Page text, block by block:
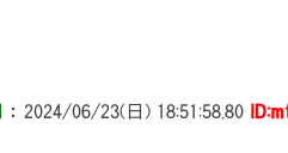
： 2024/06/23(日) 18:51:58.80